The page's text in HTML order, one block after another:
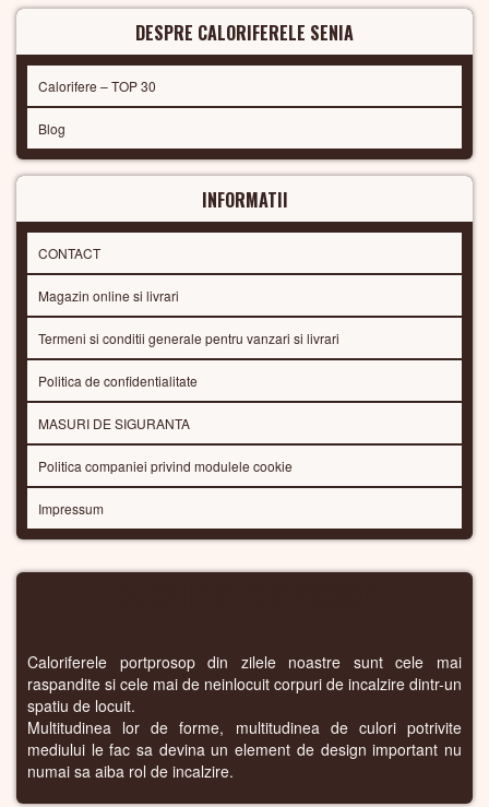
DESPRE CALORIFERELE SENIA
Calorifere – TOP 30
Blog
INFORMATII
CONTACT
Magazin online si livrari
Termeni si conditii generale pentru vanzari si livrari
Politica de confidentialitate
MASURI DE SIGURANTA
Politica companiei privind modulele cookie
Impressum
Caloriferele portprosop din zilele noastre sunt cele mai
raspandite si cele mai de neinlocuit corpuri de incalzire dintr-un
spatiu de locuit.
Multitudinea lor de forme, multitudinea de culori potrivite
mediului le fac sa devina un element de design important nu
numai sa aiba rol de incalzire.